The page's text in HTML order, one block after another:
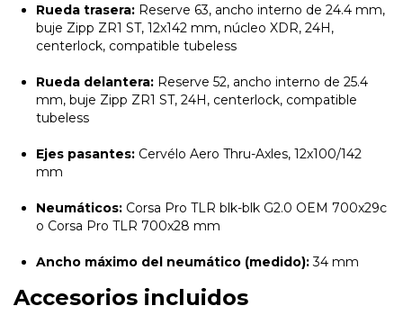
Rueda trasera: Reserve 63, ancho interno de 24.4 mm,
buje Zipp ZR1 ST, 12x142 mm, núcleo XDR, 24H,
centerlock, compatible tubeless
Rueda delantera: Reserve 52, ancho interno de 25.4
mm, buje Zipp ZR1 ST, 24H, centerlock, compatible
tubeless
Ejes pasantes: Cervélo Aero Thru-Axles, 12x100/142
mm
Neumáticos: Corsa Pro TLR blk-blk G2.0 OEM 700x29c
o Corsa Pro TLR 700x28 mm
Ancho máximo del neumático (medido):34 mm
Accesorios incluidos